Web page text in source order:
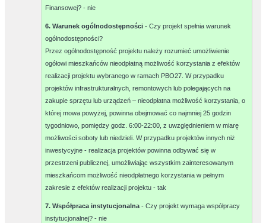
Finansowej? -nie
6. Warunek ogólnodostępności- Czy projekt spełnia warunek
ogólnodostępności?
Przez ogólnodostępność projektu należy rozumieć umożliwienie
ogółowi mieszkańców nieodpłatną możliwość korzystania z efektów
realizacji projektu wybranego w ramach PBO27. W przypadku
projektów infrastrukturalnych, remontowych lub polegających na
zakupie sprzętu lub urządzeń – nieodpłatna możliwość korzystania, o
której mowa powyżej, powinna obejmować co najmniej 25 godzin
tygodniowo, pomiędzy godz. 6:00-22:00, z uwzględnieniem w miarę
możliwości soboty lub niedzieli. W przypadku projektów innych niż
inwestycyjne - realizacja projektów powinna odbywać się w
przestrzeni publicznej, umożliwiając wszystkim zainteresowanym
mieszkańcom możliwość nieodpłatnego korzystania w pełnym
zakresie z efektów realizacji projektu -tak
7. Współpraca instytucjonalna- Czy projekt wymaga współpracy
instytucjonalnej? -nie